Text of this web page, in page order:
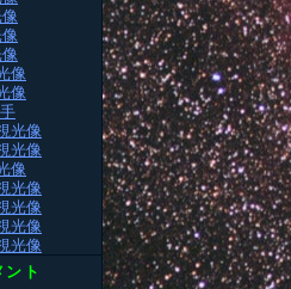
像
像
光像
光像
像
光像
光像
光像
光像
ント